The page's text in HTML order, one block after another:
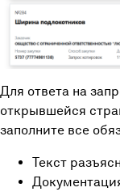
Для ответа на
открывшейся
заполните все
Текст